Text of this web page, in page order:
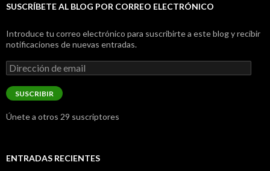
SUSCRÍBETE AL BLOG POR CORREO ELECTRÓNICO
Introduce tu correo electrónico para suscribirte a este blog y recibir
notificaciones de nuevas entradas.
Dirección
de
email
SUSCRIBIR
Únete a otros 29 suscriptores
ENTRADAS RECIENTES